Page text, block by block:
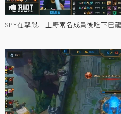
SPY在擊殺JT上野兩名成員後吃下巴龍